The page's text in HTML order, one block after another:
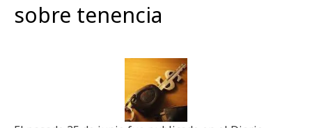
sobre tenencia